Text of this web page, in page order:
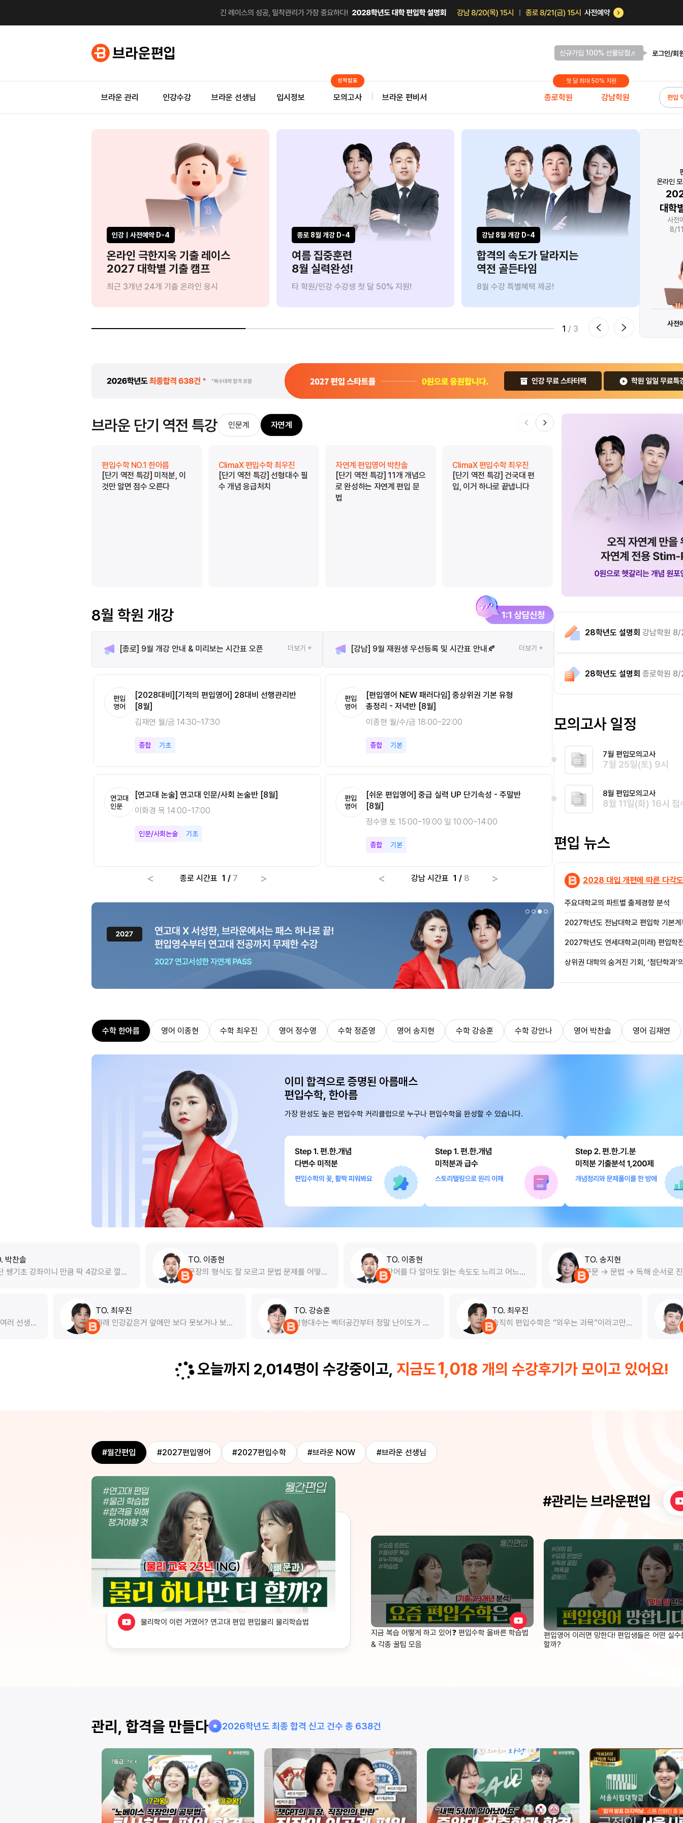
신규가입 100% 선물당첨♬ 로그인/회
브라운 관리 인강수강 브라운 선생님 입시정보 모의고사
성적발표
브라운 편비서 종로학원
첫 달 최대 50% 지원
강남학원 편입
인강ㅣ사전예약 D-4
온라인 극한지옥 기출 레이스
2027 대학별 기출 캠프
최근 3개년 24개 기출 온라인 응시
종로 8월 개강 D-4
여름 집중훈련
8월 실력완성!
타 학원/인강 수강생 첫 달 50% 지원!
강남 8월 개강 D-4
합격의 속도가 달라지는
역전 골든타임
8월 수강 특별혜택 제공!
인
9
8/10(
1 / 3
지금 앞서나가고 싶다면
달려야 한다.
0원으로 약점 보완
자연계 스팀Pack
편입 최초
온라인 모의고사 트레이닝!
2027 브라운
대학별 기출 캠프
사전예약 최대혜택
8/11(화) 까지만
김재연 선생님의
28대비 시작반 개강
수강료 50%&프리즌 100% 지원!
지금 앞서나가고 싶다면
달려야 한다.
0원으로 약점 보완
자연계 스팀Pack
기간한정 무료배포
8/18(화) 까지만
0원으로 수강하기
온라인
대학
사전
8/
사전
브라운 단기 역전 특강 인문계 자연계
편입수학 NO.1 한아름
[단기 역전 특강] 미적분, 이
것만 알면 점수 오른다
ClimaX 편입수학 최우진
[단기 역전 특강] 선형대수 필
수 개념 응급처치
자연계 편입영어 박찬솔
[단기 역전 특강] 11개 개념으
로 완성하는 자연계 편입 문
법
ClimaX 편입수학 최우진
[단기 역전 특강] 건국대 편
입, 이거 하나로 끝냅니다
ClimaX 편입수학 최우진
[단기 역전 특강] 중앙대 편
입, 이거 하나로 끝냅니다
8월 학원 개강
[종로] 9월 개강 안내 & 미리보는 시간표 오픈 더보기 + [강남] 9월 재원생 우선등록 및 시간표 안내🍂 더보기 +
편입
영어
[2028대비][기적의 편입영어] 28대비 선행관리반
[8월]
김재연 월/금 14:30~17:30
종합 기초
연고대
인문
[연고대 논술] 연고대 인문/사회 논술반 [8월]
이화경 목 14:00~17:00
인문/사회논술 기초
편입
영어
[편입영어 NEW 패러다임][STEP.1] 개념완성 주말
시작반 [8월]
이종현 토 15:00~19:00 일 10:00~14:00
종합 기초
편입
수학
[Climax 편입수학] 개념 All Cover 미적분학 단기
속성반 [8월]
최우진 월/수 18:00~22:00
미적분 기초
최우진 화/목
편입
영어
[편입영어 NEW 패러다
총정리 오전반 [8월]
종합
1 / 7
< >
종로 시간표
편입
수학
[노베이스는 안나케어] 다변수미적분 Vol.2 [8월]
강안나 월/수/금 10:00~14:00
편입
영어
[편입영어 NEW 패러다임] 중상위권 기본 유형
총정리 - 저녁반 [8월]
이종현 월/수/금 18:00~22:00
종합 기본
편입
영어
[쉬운 편입영어] 중급 실력 UP 단기속성 - 주말반
[8월]
정수영 토 15:00~19:00 일 10:00~14:00
종합 기본
송지현 화/목
10:00~14:00
종합 심화
편입
영어
[SMART 편입영어] 자연
완전정복 - 오전반 [8월]
종합
1 / 8
< >
강남 시간표
28학년도 설명회 강남학원
28학년도 설명회 종로학원
모의고사 일정
7월 편입모의고사
7월 25일(토) 9시
8월 편입모의고사
8월 11일(화) 16시 접
편입 뉴스
2028 대입 개편에 따른 다각
주요대학교의 파트별 출제경향 분석
2027학년도 전남대학교 편입학 기본계
2027학년도 연세대학교(미래) 편입학
상위권 대학의 숨겨진 기회, ‘첨단학과’
수학 한아름 영어 이종현 수학 최우진 영어 정수영 수학 정준영 영어 송지현 수학 강승훈 수학 강안나 영어 박찬솔 영어 김재연
이미 합격으로 증명된 아름매스
편입수학, 한아름
가장 완성도 높은 편입수학 커리큘럼으로 누구나 편입수학을 완성할 수 있습니다.
큼 딱 4강으로 깔끔
문장의 형식도 잘 모르고 문법 문제를 어떻게
풀어야 할지 또 독해는 어떻게 해야 하는지
으신 분들에게 특히 추천합니다!
단어를 다 알아도 읽는 속도도 느리고 어느
부분을 읽어야 하는지 몰랐었어요 교수님께
서 도움이 돼요 제가 원하던 방식이었습니다
질문도 잘받아주시니 독해가 부족한 편입생
분들께 추천합니다!
구문 -> 문법 -> 독해 순서로 진행해주시니
까 학원 책상앞이 아니더라도 꼭 학원에서 수
곧 계획이 되더라구요...
타봤고 맛보기로 여러 선생님
데 선형대수는 최우진 선생님
원래 인강같은거 앞에만 보다 못보거나 보더
라도 꾸역꾸역 봤는데 이상하게 빠져들어서
고 친절하게 잘 답변주십니다
선형대수는 벡터공간부터 정말 난이도가 올
라가는데, 엄청 쉽게 설명해주십니다. 설 가
려워했는데, 이제는 선형대수가 제일 장점이
될 것 같습니다! Q&A 게시판에 질문도 올리
면 하루 내로 답변해주셔서 너무 감사합니
솔직히 편입수학은 “외우는 과목”이라
생각했는데 우진쌤 수업 듣고 생각이 바
서 문제 접근이 달라졌습니다. 특히 미
파트에서 그래프 해석이랑 식 연결해 주
오늘까지 2,014명이 수강중이고, 지금도1,018 개의 수강후기가 모이고 있어요!
#월간편입 #2027편입영어 #2027편입수학 #브라운 NOW #브라운 선생님
물리학이 이런 거였어? 연고대 편입 편입물리 물리학습법
지금 복습 어떻게 하고 있어❓ 편입수학 올바른 학습법
& 각종 꿀팁 모음
편입영어 이러면 망한다! 편입생들은 어떤 실수
할까?
관리, 합격을 만들다 2026학년도 최종 합격 신고 건수 총 638건